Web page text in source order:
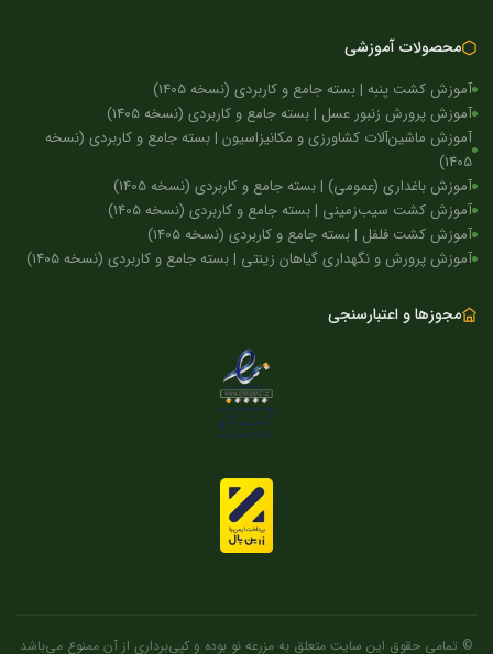
محصولات آموزشی
آموزش کشت پنبه | بسته جامع و کاربردی (نسخه 1405)
آموزش پرورش زنبور عسل | بسته جامع و کاربردی (نسخه 1405)
آموزش ماشین‌آلات کشاورزی و مکانیزاسیون | بسته جامع و کاربردی (نسخه
1405)
آموزش باغداری (عمومی) | بسته جامع و کاربردی (نسخه 1405)
آموزش کشت سیب‌زمینی | بسته جامع و کاربردی (نسخه 1405)
آموزش کشت فلفل | بسته جامع و کاربردی (نسخه 1405)
آموزش پرورش و نگهداری گیاهان زینتی | بسته جامع و کاربردی (نسخه 1405)
مجوزها و اعتبارسنجی
© تمامی حقوق این سایت متعلق به مزرعه نو بوده و کپی‌برداری از آن ممنوع می‌باشد